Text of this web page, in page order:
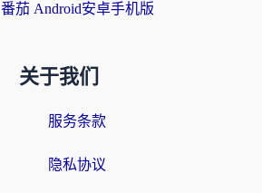
番茄 Android安卓手机版
关于我们
服务条款
隐私协议